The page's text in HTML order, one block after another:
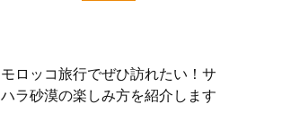
モロッコ旅行でぜひ訪れたい！サ
ハラ砂漠の楽しみ方を紹介します